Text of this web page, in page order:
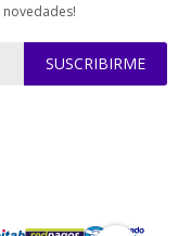
novedades!
SUSCRIBIRME